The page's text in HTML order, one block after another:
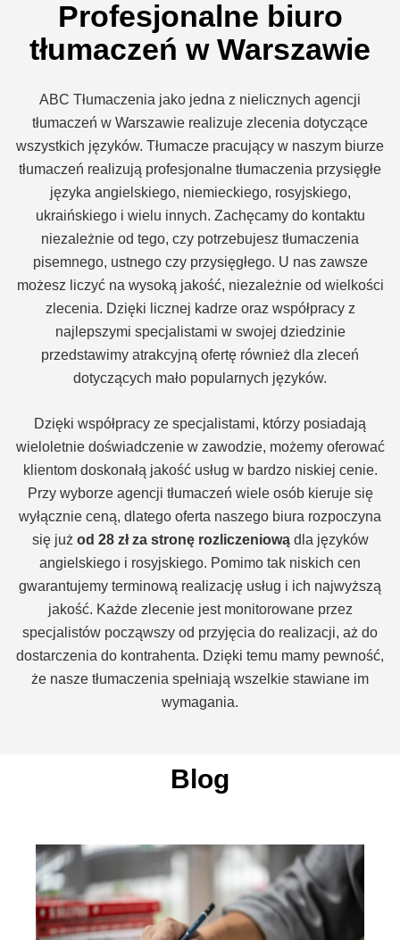
Profesjonalne biuro
tłumaczeń w Warszawie
ABC Tłumaczenia jako jedna z nielicznych agencji
tłumaczeń w Warszawie realizuje zlecenia dotyczące
wszystkich języków. Tłumacze pracujący w naszym biurze
tłumaczeń realizują profesjonalne tłumaczenia przysięgłe
języka angielskiego, niemieckiego, rosyjskiego,
ukraińskiego i wielu innych. Zachęcamy do kontaktu
niezależnie od tego, czy potrzebujesz tłumaczenia
pisemnego, ustnego czy przysięgłego. U nas zawsze
możesz liczyć na wysoką jakość, niezależnie od wielkości
zlecenia. Dzięki licznej kadrze oraz współpracy z
najlepszymi specjalistami w swojej dziedzinie
przedstawimy atrakcyjną ofertę również dla zleceń
dotyczących mało popularnych języków.
Dzięki współpracy ze specjalistami, którzy posiadają
wieloletnie doświadczenie w zawodzie, możemy oferować
klientom doskonałą jakość usług w bardzo niskiej cenie.
Przy wyborze agencji tłumaczeń wiele osób kieruje się
wyłącznie ceną, dlatego oferta naszego biura rozpoczyna
się już od 28 zł za stronę rozliczeniowądla języków
angielskiego i rosyjskiego. Pomimo tak niskich cen
gwarantujemy terminową realizację usług i ich najwyższą
jakość. Każde zlecenie jest monitorowane przez
specjalistów począwszy od przyjęcia do realizacji, aż do
dostarczenia do kontrahenta. Dzięki temu mamy pewność,
że nasze tłumaczenia spełniają wszelkie stawiane im
wymagania.
Blog